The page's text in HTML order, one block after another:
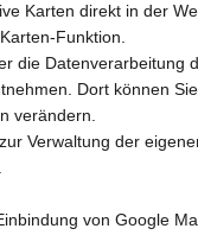
Karten direkt in der
Funktion.
die Datenverarbeitung
Dort können
verändern.
Verwaltung der
von Google